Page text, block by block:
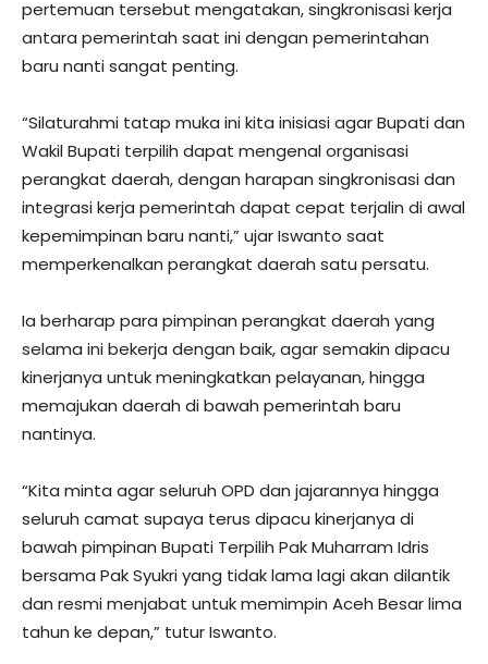
pertemuan tersebut mengatakan, singkronisasi kerja
antara pemerintah saat ini dengan pemerintahan
baru nanti sangat penting.
“Silaturahmi tatap muka ini kita inisiasi agar Bupati dan
Wakil Bupati terpilih dapat mengenal organisasi
perangkat daerah, dengan harapan singkronisasi dan
integrasi kerja pemerintah dapat cepat terjalin di awal
kepemimpinan baru nanti,” ujar Iswanto saat
memperkenalkan perangkat daerah satu persatu.
Ia berharap para pimpinan perangkat daerah yang
selama ini bekerja dengan baik, agar semakin dipacu
kinerjanya untuk meningkatkan pelayanan, hingga
memajukan daerah di bawah pemerintah baru
nantinya.
“Kita minta agar seluruh OPD dan jajarannya hingga
seluruh camat supaya terus dipacu kinerjanya di
bawah pimpinan Bupati Terpilih Pak Muharram Idris
bersama Pak Syukri yang tidak lama lagi akan dilantik
dan resmi menjabat untuk memimpin Aceh Besar lima
tahun ke depan,” tutur Iswanto.